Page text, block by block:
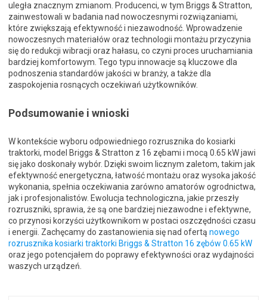
uległa znacznym zmianom. Producenci, w tym Briggs & Stratton,
zainwestowali w badania nad nowoczesnymi rozwiązaniami,
które zwiększają efektywność i niezawodność. Wprowadzenie
nowoczesnych materiałów oraz technologii montażu przyczynia
się do redukcji wibracji oraz hałasu, co czyni proces uruchamiania
bardziej komfortowym. Tego typu innowacje są kluczowe dla
podnoszenia standardów jakości w branży, a także dla
zaspokojenia rosnących oczekiwań użytkowników.
Podsumowanie i wnioski
W kontekście wyboru odpowiedniego rozrusznika do kosiarki
traktorki, model Briggs & Stratton z 16 zębami i mocą 0.65 kW jawi
się jako doskonały wybór. Dzięki swoim licznym zaletom, takim jak
efektywność energetyczna, łatwość montażu oraz wysoka jakość
wykonania, spełnia oczekiwania zarówno amatorów ogrodnictwa,
jak i profesjonalistów. Ewolucja technologiczna, jakie przeszły
rozruszniki, sprawia, że są one bardziej niezawodne i efektywne,
co przynosi korzyści użytkownikom w postaci oszczędności czasu
i energii. Zachęcamy do zastanowienia się nad ofertą nowego
rozrusznika kosiarki traktorki Briggs & Stratton 16 zębów 0.65 kW
oraz jego potencjałem do poprawy efektywności oraz wydajności
waszych urządzeń.